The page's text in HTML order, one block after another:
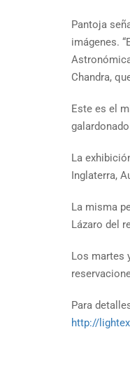
Pantoja
imágenes.
Chandra,
Este es el
La
Inglaterra,
La misma
Lázaro del
Los martes
Para
http://